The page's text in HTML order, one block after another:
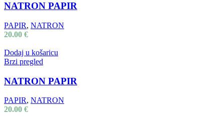
NATRON PAPIR
PAPIR, NATRON
20.00 €
Dodaj u košaricu
Brzi pregled
NATRON PAPIR
PAPIR, NATRON
20.00 €